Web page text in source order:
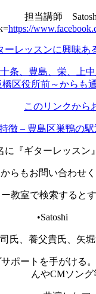
担当講師
https://
ーレッスンに興味あ
十条、豊島、栄、上中
区役所前～からも
このリンクから
徴 – 豊島区巣鴨の
『ギターレッス
らもお問い合わせく
教室で検索すると
•Satoshi
氏、養父貴氏、矢
ポートを手がけ
んやCMソング